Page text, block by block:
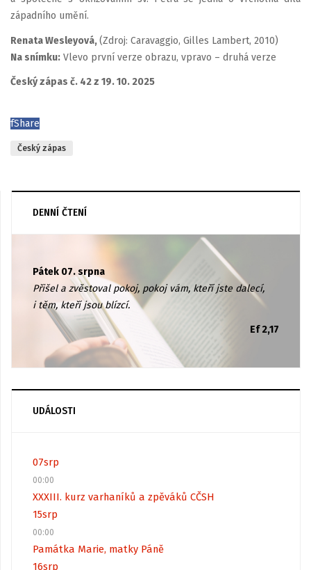
západního umění.
Renata Wesleyová,(Zdroj: Caravaggio, Gilles Lambert, 2010)
Na snímku: Vlevo první verze obrazu, vpravo – druhá verze
Český zápas č. 42 z 19. 10. 2025
fShare
Český zápas
DENNÍ ČTENÍ
Pátek 07. srpna
Přišel a zvěstoval pokoj, pokoj vám, kteří jste dalecí,
i těm, kteří jsou blízcí.
Ef 2,17
UDÁLOSTI
07srp
00:00
XXXIII. kurz varhaníků a zpěváků CČSH
15srp
00:00
Památka Marie, matky Páně
16srp